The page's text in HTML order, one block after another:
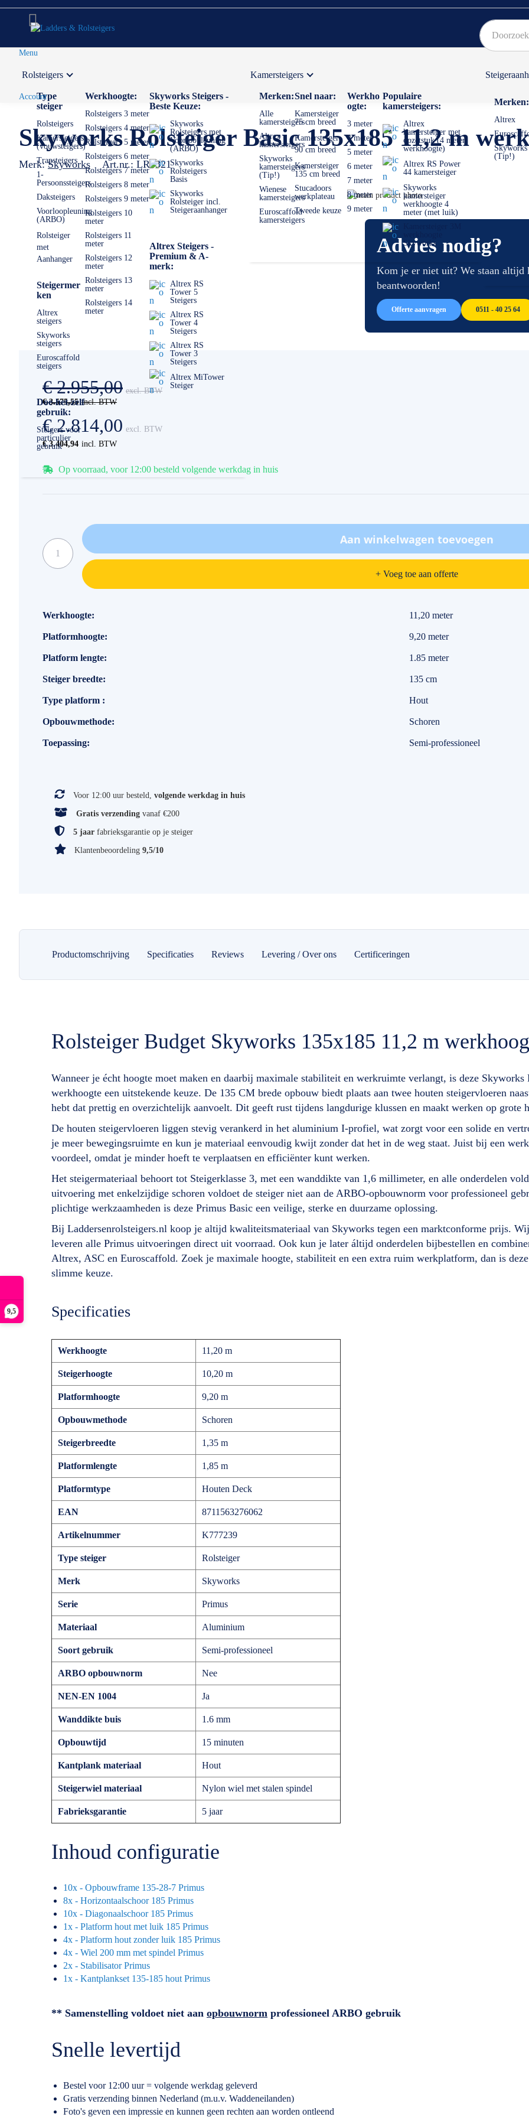
9,5
Menu
Rolsteigers
Type
steiger
Rolsteigers
Kamersteigers
(vouwsteigers)
Trapsteigers
1-
Persoonssteigers
Daksteigers
Voorloopleuning
(ARBO)
Rolsteiger
met
Aanhanger
Steigermer
ken
Altrex
steigers
Skyworks
steigers
Euroscaffold
steigers
Doe-het-zelf
gebruik:
Steigers voor
particulier
gebruik
Werkhoogte:
Rolsteigers 3 meter
Rolsteigers 4 meter
Rolsteigers 5 meter
Rolsteigers 6 meter
Rolsteigers 7 meter
Rolsteigers 8 meter
Rolsteigers 9 meter
Rolsteigers 10
meter
Rolsteigers 11
meter
Rolsteigers 12
meter
Rolsteigers 13
meter
Rolsteigers 14
meter
Skyworks Steigers -
Beste Keuze:
Skyworks
Rolsteigers met
Voorloopleuning
(ARBO)
Skyworks
Rolsteigers
Basis
Skyworks
Rolsteiger incl.
Steigeraanhanger
Altrex Steigers -
Premium & A-
merk:
Altrex RS
Tower 5
Steigers
Altrex RS
Tower 4
Steigers
Altrex RS
Tower 3
Steigers
Altrex MiTower
Steiger
Kamersteigers
Merken:
Alle
kamersteigers
Altrex
kamersteigers
Skyworks
kamersteigers
(Tip!)
Wienese
kamersteigers
Euroscaffold
kamersteigers
Snel naar:
Kamersteiger
75 cm breed
Kamersteiger
90 cm breed
Kamersteiger
135 cm breed
Stucadoors
werkplateau
Tweede keuze
Werkho
ogte:
3 meter
4 meter
5 meter
6 meter
7 meter
8 meter
9 meter
Populaire
kamersteigers:
Altrex
kamersteiger met
opzetstuk (4 meter
werkhoogte)
Altrex RS Power
44 kamersteiger
Skyworks
kamersteiger
werkhoogte 4
meter (met luik)
Skyworks
Merken:
Altrex
Skyworks
(Tip!)
Account
Skyworks Rolsteiger Basic 135x185 11,2 m
Merk: Skyworks Art.nr.: LR5321
Ga
naar
afbeeldingen-
Ga
Advies nodig?
Kom je er niet uit? We staan altijd
beantwoorden!
Offerte aanvragen 0511 - 40 25 64
€ 3.575,55
€ 2.955,00
€ 3.404,94
€ 2.814,00
Op voorraad, voor 12:00 besteld volgende werkdag in huis
Aan winkelwagen toevoegen
+ Voeg toe aan offerte
Specificaties
Werkhoogte 11,20 meter
Platformhoogte 9,20 meter
Platform lengte 1.85 meter
Steiger breedte 135 cm
Type platform Hout
Opbouwmethode Schoren
Toepassing Semi-professioneel
Voor 12:00 uur besteld, volgende werkdag in huis
Gratis verzending vanaf €200
5 jaar fabrieksgarantie op je steiger
Klantenbeoordeling 9,5/10
Productomschrijving Specificaties Reviews Levering / Over ons Certificeringen
Rolsteiger Budget Skyworks 135x185 11,2 m
Wanneer je écht hoogte moet maken en daarbij maximale stabiliteit en werkruimte verlangt, is deze
werkhoogte een uitstekende keuze. De 135 CM brede opbouw biedt plaats aan twee houten steigervloeren
hebt dat prettig en overzichtelijk aanvoelt. Dit geeft rust tijdens langdurige klussen en maakt werken op grote
De houten steigervloeren liggen stevig verankerd in het aluminium I-profiel, wat zorgt voor een solide en
je meer bewegingsruimte en kun je materiaal eenvoudig kwijt zonder dat het in de weg staat. Juist bij een
voordeel, omdat je minder hoeft te verplaatsen en efficiënter kunt werken.
Het steigermateriaal behoort tot Steigerklasse 3, met een wanddikte van 1,6 millimeter, en alle onderdelen
uitvoering met enkelzijdige schoren voldoet de steiger niet aan de ARBO-opbouwnorm voor professioneel
plichtige werkzaamheden is deze Primus Basic een veilige, sterke en duurzame oplossing.
Bij Laddersenrolsteigers.nl koop je altijd kwaliteitsmateriaal van Skyworks tegen een marktconforme prijs.
leveren alle Primus uitvoeringen direct uit voorraad. Ook kun je later áltijd onderdelen bijbestellen en
Altrex, ASC en Euroscaffold. Zoek je maximale hoogte, stabiliteit en een extra ruim werkplatform, dan is
slimme keuze.
Specificaties
Werkhoogte 11,20 m
Steigerhoogte 10,20 m
Platformhoogte 9,20 m
Opbouwmethode Schoren
Steigerbreedte 1,35 m
Platformlengte 1,85 m
Platformtype Houten Deck
EAN 8711563276062
Artikelnummer K777239
Type steiger Rolsteiger
Merk Skyworks
Serie Primus
Materiaal Aluminium
Soort gebruik Semi-professioneel
ARBO opbouwnorm Nee
NEN-EN 1004 Ja
Wanddikte buis 1.6 mm
Opbouwtijd 15 minuten
Kantplank materiaal Hout
Steigerwiel materiaal Nylon wiel met stalen spindel
Fabrieksgarantie 5 jaar
Inhoud configuratie
10x - Opbouwframe 135-28-7 Primus
8x - Horizontaalschoor 185 Primus
10x - Diagonaalschoor 185 Primus
1x - Platform hout met luik 185 Primus
4x - Platform hout zonder luik 185 Primus
4x - Wiel 200 mm met spindel Primus
2x - Stabilisator Primus
1x - Kantplankset 135-185 hout Primus
** Samenstelling voldoet niet aan opbouwnorm professioneel ARBO gebruik
Snelle levertijd
Bestel voor 12:00 uur = volgende werkdag geleverd
Gratis verzending binnen Nederland (m.u.v. Waddeneilanden)
Foto's geven een impressie en kunnen geen rechten aan worden ontleend